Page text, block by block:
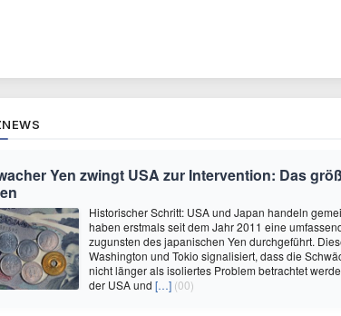
Yen zwingt USA zur Intervention: Das
Historischer Schritt: USA und Japan handeln
haben erstmals seit dem Jahr 2011 eine
zugunsten des japanischen Yen durchgeführt.
Washington und Tokio signalisiert, dass die
nicht länger als isoliertes Problem betrachtet
der USA und […] (00)